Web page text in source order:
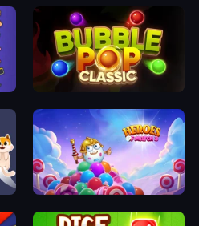
Bubble Pop Classic
Heroes of Match 3